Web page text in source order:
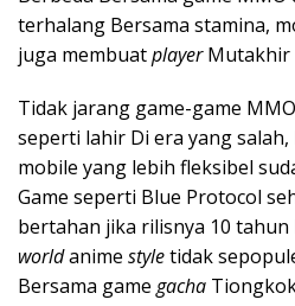
terhalang Bersama stamina,
juga membuatplayerMutakhir
Tidak jarang game-game
seperti lahir Di era yang
mobile yang lebih fleksibel
Game seperti Blue Protocol
bertahan jika rilisnya 10 tahun
worldanime styletidak
Bersama game gacha